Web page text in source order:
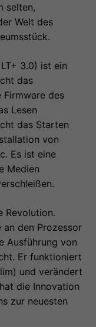
selten,
Welt des
3.0) ist ein
das
des
Lesen
das Starten
von
Es ist eine
Medien
Revolution.
an den Prozessor
Ausführung von
Er funktioniert
und verändert
die Innovation
zur neuesten